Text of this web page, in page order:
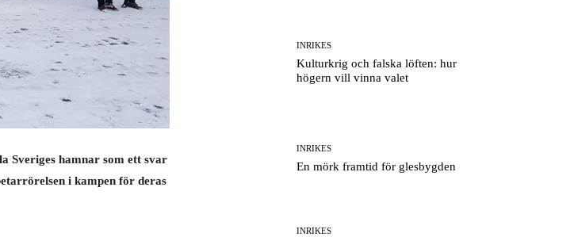
Sveriges hamnar som ett svar
i kampen för deras
INRIKES
Kulturkrig och falska löften: hur
högern vill vinna valet
INRIKES
En mörk framtid för glesbygden
INRIKES